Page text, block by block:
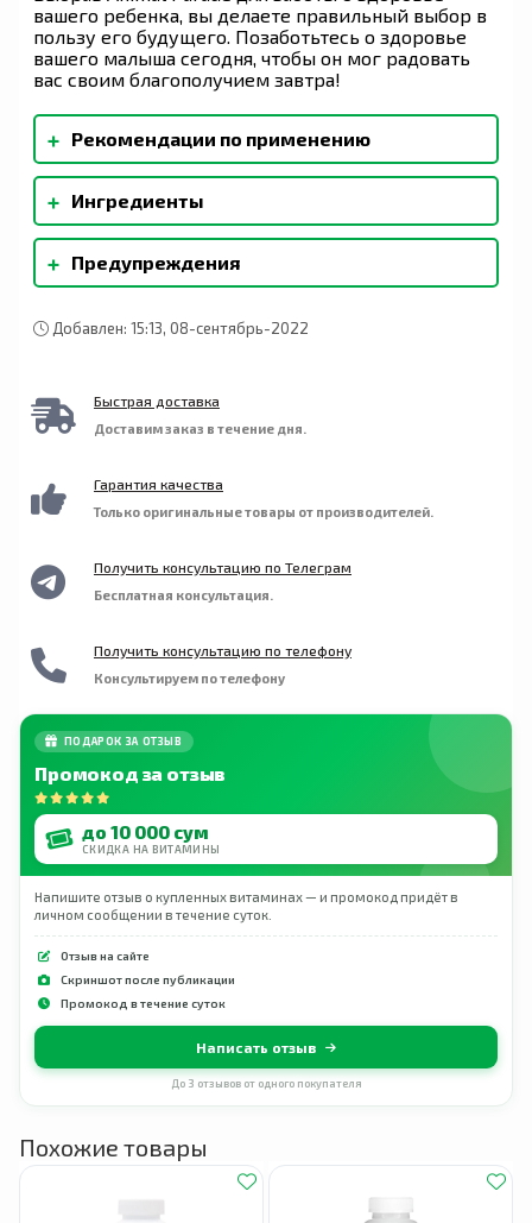
вашего ребенка, вы делаете правильный выбор в
пользу его будущего. Позаботьтесь о здоровье
вашего малыша сегодня, чтобы он мог радовать
вас своим благополучием завтра!
+ Рекомендации по применению
Рекомендации по применению. В качестве
пищевой добавки давать детям по две
жевательные таблетки в день.
+ Ингредиенты
Ксилитол, натуральная ваниль, карбонат
кальция, карбонат магния, натуральный
ароматизатор, шпинат (Spinacia oleracea)
oleracea) (экстракт соцветий), инжирный
сахара, искусственных красителей и
консервантов. Не содержит общеизвестных
аллергенов: дрожжей, пшеницы, сои и молока.
+ Предупреждения
прохладном месте. Хранить в недоступном для
Добавлен: 15:13, 08-сентябрь-2022
Быстрая доставка
Доставим заказ в течение дня.
Гарантия качества
Только оригинальные товары от производителей.
Получить консультацию по Телеграм
Бесплатная консультация.
Получить консультацию по телефону
Консультируем по телефону
ПОДАРОК ЗА ОТЗЫВ
Промокод за отзыв
до 10 000 сум
СКИДКА НА ВИТАМИНЫ
Напишите отзыв о купленных витаминах — и промокод придёт в
личном сообщении в течение суток.
Отзыв на сайте
Скриншот после публикации
Промокод в течение суток
Написать отзыв
До 3 отзывов от одного покупателя
Похожие товары